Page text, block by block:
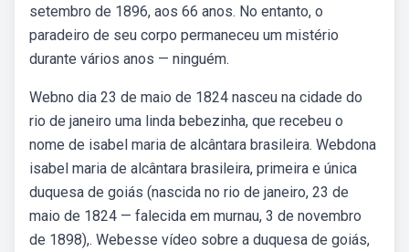
setembro de 1896, aos 66 anos. No entanto, o
paradeiro de seu corpo permaneceu um mistério
durante vários anos — ninguém.
Webno dia 23 de maio de 1824 nasceu na cidade do
rio de janeiro uma linda bebezinha, que recebeu o
nome de isabel maria de alcântara brasileira. Webdona
isabel maria de alcântara brasileira, primeira e única
duquesa de goiás (nascida no rio de janeiro, 23 de
maio de 1824 — falecida em murnau, 3 de novembro
de 1898),. Webesse vídeo sobre a duquesa de goiás,